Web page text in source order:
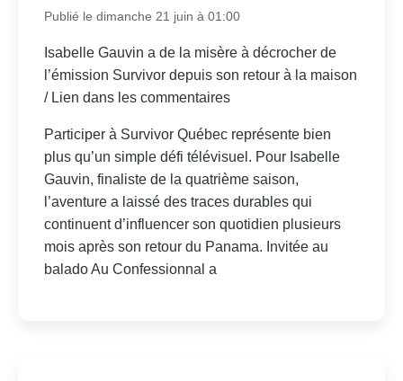
Publié le dimanche 21 juin à 01:00
Isabelle Gauvin a de la misère à décrocher de
l’émission Survivor depuis son retour à la maison
/ Lien dans les commentaires
Participer à Survivor Québec représente bien
plus qu’un simple défi télévisuel. Pour Isabelle
Gauvin, finaliste de la quatrième saison,
l’aventure a laissé des traces durables qui
continuent d’influencer son quotidien plusieurs
mois après son retour du Panama. Invitée au
balado Au Confessionnal a